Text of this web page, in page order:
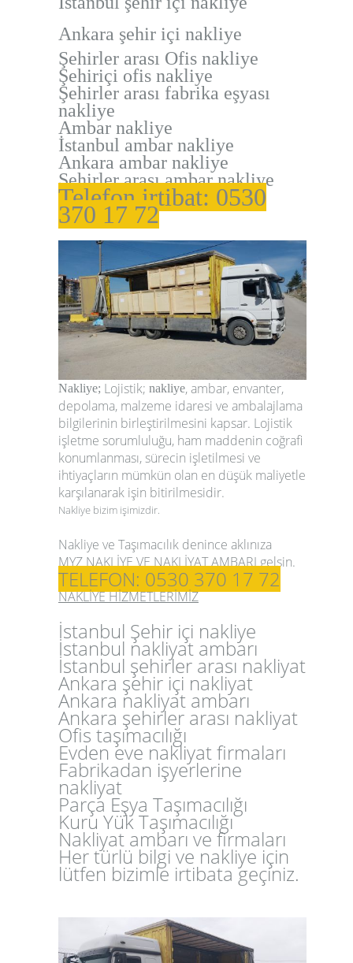
Ankara şehir içi nakliye
Şehirler arası Ofis nakliye
Şehiriçi ofis nakliye
Şehirler arası fabrika eşyası
nakliye
Ambar nakliye
İstanbul ambar nakliye
Ankara ambar nakliye
Şehirler arası ambar nakliye
Telefon irtibat: 0530
370 17 72
Nakliye; Lojistik; nakliye, ambar, envanter,
depolama, malzeme idaresi ve ambalajlama
bilgilerinin birleştirilmesini kapsar. Lojistik
işletme sorumluluğu, ham maddenin coğrafi
konumlanması, sürecin işletilmesi ve
ihtiyaçların mümkün olan en düşük maliyetle
karşılanarak işin bitirilmesidir.
Nakliye bizim işimizdir.
Nakliye ve Taşımacılık denince aklınıza
MYZ NAKLİYE VE NAKLİYAT AMBARIgelsin.
TELEFON: 0530 370 17 72
NAKLİYE HİZMETLERİMİZ
İstanbul Şehir içi nakliye
İstanbul nakliyat ambarı
İstanbul şehirler arası nakliyat
Ankara şehir içi nakliyat
Ankara nakliyat ambarı
Ankara şehirler arası nakliyat
Ofis taşımacılığı
Evden eve nakliyat firmaları
Fabrikadan işyerlerine
nakliyat
Parça Eşya Taşımacılığı
Kuru Yük Taşımacılığı
Nakliyat ambarı ve firmaları
Her türlü bilgi ve nakliye için
lütfen bizimle irtibata geçiniz.